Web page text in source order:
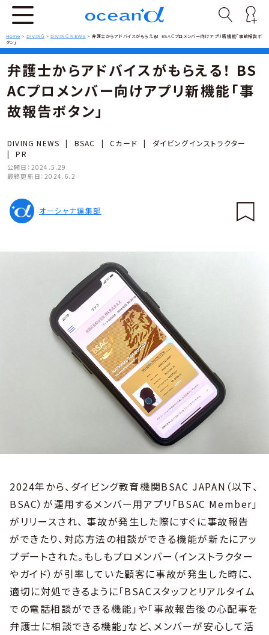
Home > DIVING >DIVING NEWS > 弁護士からアドバイスがもらえる！ BSACプロメンバー向けアプリ新機能「事故報告ボ
タン」
弁護士からアドバイスがもらえる！ BS
ACプロメンバー向けアプリ新機能「事
故報告ボタン」
DIVING NEWS | BSAC | Cカード |
ダイビングインストラクター
|
PR
公開日： 2024.5.29
最終更新日： 2024.6.2
オーシャナ編集部
2024年から、ダイビング教育機関BSAC JAPAN（以下、
BSAC）が運用するメンバー用アプリ「BSAC Member」
がリリースされ、 事故が発生した際にすぐに事故報告
ができたり、対応方法の相談ができる機能が新たにアッ
プデートされた。もしもプロメンバー（インストラクター
やガイド）が引率していた顧客に事故が発生した時に、
適切に対処できるように「BSACスタッフとリアルタイム
での電話相談ができる機能」や「事故報告後の心配事を
弁護士に相談できる機能」など、メンバーが安心して活